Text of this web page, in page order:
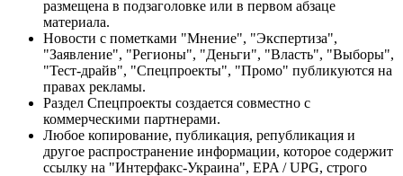
размещена в подзаголовке или в первом абзаце
материала.
Новости с пометками "Мнение", "Экспертиза",
"Заявление", "Регионы", "Деньги", "Власть", "Выборы",
"Тест-драйв", "Спецпроекты", "Промо" публикуются на
правах рекламы.
Раздел Спецпроекты создается совместно с
коммерческими партнерами.
Любое копирование, публикация, републикация и
другое распространение информации, которое содержит
ссылку на "Интерфакс-Украина", EPA / UPG, строго